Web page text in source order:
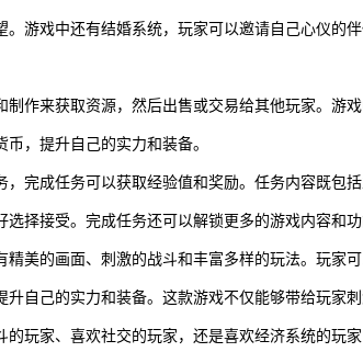
游戏中还有结婚系统，玩家可以邀请自己心仪的
作来获取资源，然后出售或交易给其他玩家。游
，提升自己的实力和装备。
完成任务可以获取经验值和奖励。任务内容既包
择接受。完成任务还可以解锁更多的游戏内容和功
美的画面、刺激的战斗和丰富多样的玩法。玩家
自己的实力和装备。这款游戏不仅能够带给玩家
玩家、喜欢社交的玩家，还是喜欢经济系统的玩